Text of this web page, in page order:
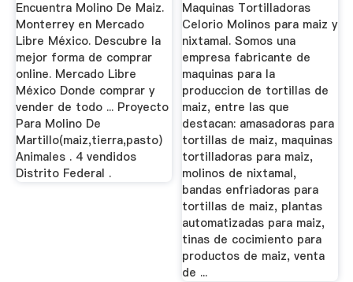
Encuentra Molino De Maiz.
Monterrey en Mercado
Libre México. Descubre la
mejor forma de comprar
online. Mercado Libre
México Donde comprar y
vender de todo ... Proyecto
Para Molino De
Martillo(maiz,tierra,pasto)
Animales . 4 vendidos
Distrito Federal .
Maquinas Tortilladoras
Celorio Molinos para maiz y
nixtamal. Somos una
empresa fabricante de
maquinas para la
produccion de tortillas de
maiz, entre las que
destacan: amasadoras para
tortillas de maiz, maquinas
tortilladoras para maiz,
molinos de nixtamal,
bandas enfriadoras para
tortillas de maiz, plantas
automatizadas para maiz,
tinas de cocimiento para
productos de maiz, venta
de ...